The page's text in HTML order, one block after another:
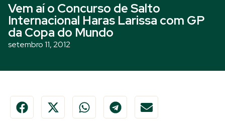
Vem aí o Concurso de Salto
Internacional Haras Larissa com GP
da Copa do Mundo
setembro 11, 2012